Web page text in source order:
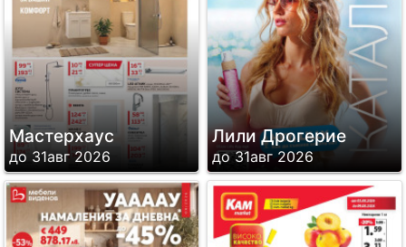
Мастерхаус
до 31авг 2026
Лили Дрогерие
до 31авг 2026